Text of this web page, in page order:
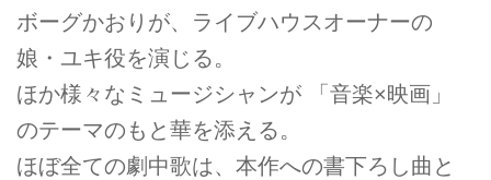
ボーグかおりが、ライブハウスオーナーの
娘・ユキ役を演じる。
ほか様々なミュージシャンが 「音楽×映画」
のテーマのもと華を添える。
ほぼ全ての劇中歌は、本作への書下ろし曲と